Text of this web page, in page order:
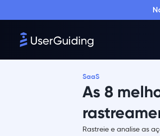
SaaS
As 8
Rastreie e analise as